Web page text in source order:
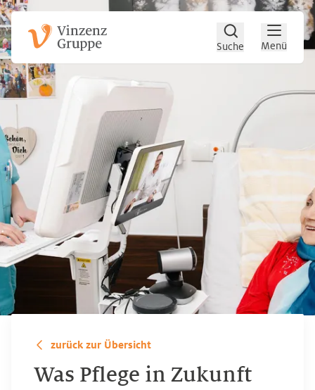
Zum Hauptinhalt
Zum Footer
Suche Menü
zurück zur Übersicht
Was Pflege in Zukunft